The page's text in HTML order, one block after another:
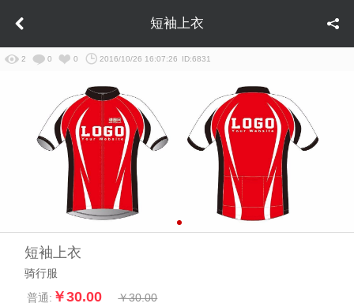
短袖上衣
2 0 0 2016/10/26 16:07:26 ID:6831
短袖上衣
骑行服
普通: ￥30.00
￥30.00